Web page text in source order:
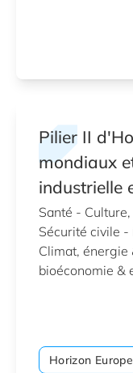
Pilier II
mondiaux
industrielle
Santé -
Sécurité civile
Climat,
bioéconomie &
Horizon Europe